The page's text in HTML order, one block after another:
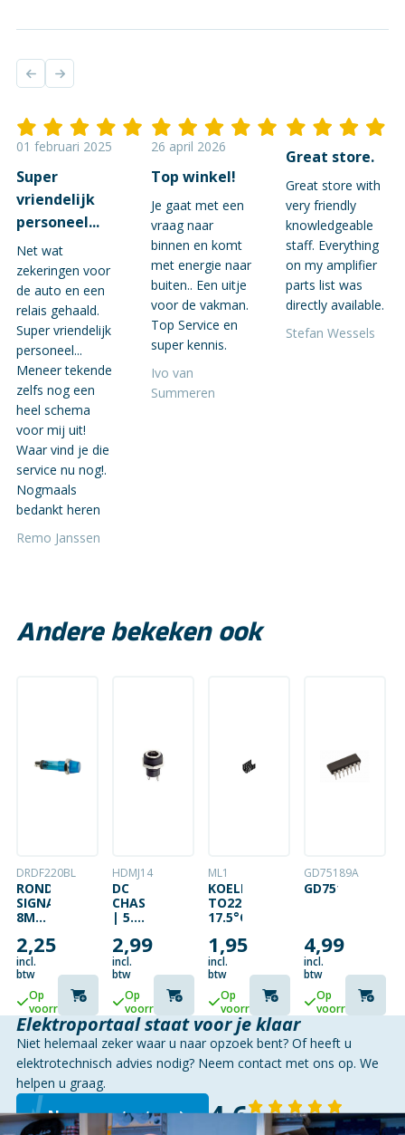
01 februari 2025
Super
vriendelijk
personeel...
Net wat
zekeringen voor
de auto en een
relais gehaald.
Super vriendelijk
personeel...
Meneer tekende
zelfs nog een
heel schema
voor mij uit!
Waar vind je die
service nu nog!.
Nogmaals
bedankt heren
Remo Janssen
26 april 2026
Top winkel!
Je gaat met een
vraag naar
binnen en komt
met energie naar
buiten.. Een uitje
voor de vakman.
Top Service en
super kennis.
Ivo van
Summeren
Great store.
Great store with
very friendly
knowledgeable
staff. Everything
on my amplifier
parts list was
directly available.
Stefan Wessels
Andere bekeken ook
DRDF220BL
RONDE
SIGNAALLAMP
8MM
BLAUW
2,25
incl.
btw
Op
voorraad
HDMJ14
DC
CHASSISDEEL
| 5.5
2.1MM
|
EÉNGATSMONTAGE
2,99
incl.
btw
Op
voorraad
ML1
KOELELEMENT
TO220
17.5°C/W
1,95
incl.
btw
Op
voorraad
GD75189A
GD75189A
4,99
incl.
btw
Op
voorraad
Elektroportaal staat voor je klaar
Niet helemaal zeker waar u naar opzoek bent? Of heeft u
elektrotechnisch advies nodig? Neem contact met ons op. We
helpen u graag.
Neem contact op 4,6 143 reviews